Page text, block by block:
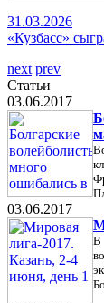
31.03.2026
«Кузбасс»
next prev
Статьи
03.06.2017
03.06.2017
В